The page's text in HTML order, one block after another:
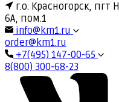
г.о. Красногорск,
6А, пом.1
info@km1.ru
order@km1.ru
+7(495) 147-00-65
8(800) 300-68-23